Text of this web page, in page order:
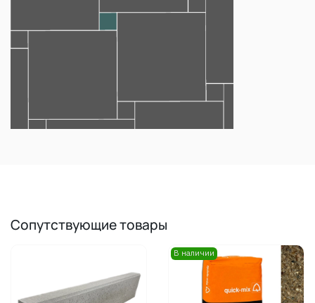
Сопутствующие товары
В наличии